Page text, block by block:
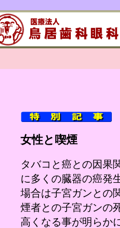
女性と喫煙
タバコと癌との因果
に多くの臓器の癌発
場合は子宮ガンとの
煙者との子宮ガンの
高くなる事が明ら